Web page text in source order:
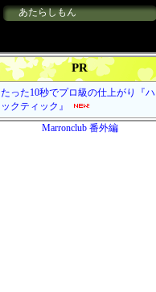
PR
たった10秒でプロ級の仕上がり『ハ
ックティック』
Marronclub 番外編